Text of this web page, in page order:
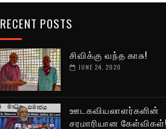
RECENT POSTS
சிவிக்கு வந்த காசு!
JUNE 24, 2020
ஊடகவியலாளர்களின்
சரமாரியான கேள்விகள்!